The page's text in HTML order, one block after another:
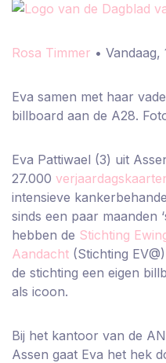
Rosa Timmer • Vandaag,
Eva samen met haar
billboard aan de A28.
Eva Pattiwael (3) uit
27.000
intensieve
sinds een paar maanden
hebben de Stichting
Aandacht (Stichting
de stichting een eigen
als icoon.
Bij het kantoor van de
Assen gaat Eva het hek